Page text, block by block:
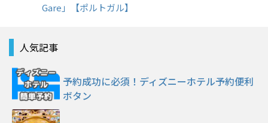
Gare」【ポルトガル】
人気記事
予約成功に必須！ディズニーホテル予約便利
ボタン